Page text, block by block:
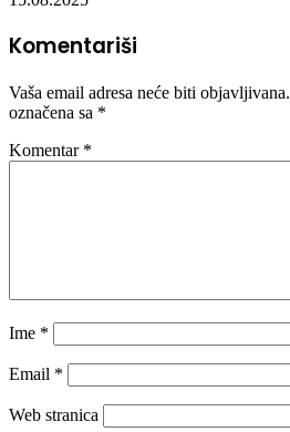
Komentariši
Vaša email adresa neće biti objavljivana.
označena sa *
Komentar *
Ime *
Email *
Web stranica